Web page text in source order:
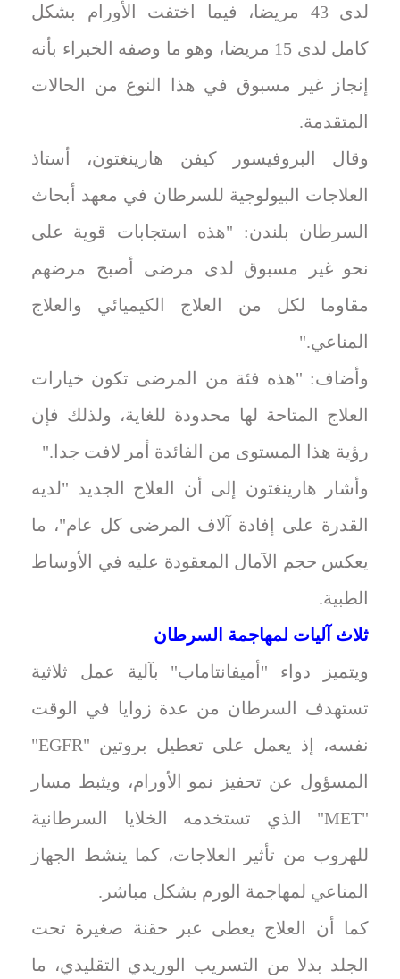
لدى 43 مريضا، فيما اختفت الأورام بشكل
كامل لدى 15 مريضا، وهو ما وصفه الخبراء بأنه
إنجاز غير مسبوق في هذا النوع من الحالات
المتقدمة.
وقال البروفيسور كيفن هارينغتون، أستاذ
العلاجات البيولوجية للسرطان في معهد أبحاث
السرطان بلندن: "هذه استجابات قوية على
نحو غير مسبوق لدى مرضى أصبح مرضهم
مقاوما لكل من العلاج الكيميائي والعلاج
المناعي."
وأضاف: "هذه فئة من المرضى تكون خيارات
العلاج المتاحة لها محدودة للغاية، ولذلك فإن
رؤية هذا المستوى من الفائدة أمر لافت جدا."
وأشار هارينغتون إلى أن العلاج الجديد "لديه
القدرة على إفادة آلاف المرضى كل عام"، ما
يعكس حجم الآمال المعقودة عليه في الأوساط
الطبية.
ثلاث آليات لمهاجمة السرطان
ويتميز دواء "أميفانتاماب" بآلية عمل ثلاثية
تستهدف السرطان من عدة زوايا في الوقت
نفسه، إذ يعمل على تعطيل بروتين "EGFR"
المسؤول عن تحفيز نمو الأورام، ويثبط مسار
"MET" الذي تستخدمه الخلايا السرطانية
للهروب من تأثير العلاجات، كما ينشط الجهاز
المناعي لمهاجمة الورم بشكل مباشر.
كما أن العلاج يعطى عبر حقنة صغيرة تحت
الجلد بدلا من التسريب الوريدي التقليدي، ما